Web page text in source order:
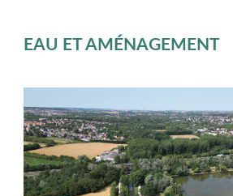
EAU ET AMÉNAGEMENT